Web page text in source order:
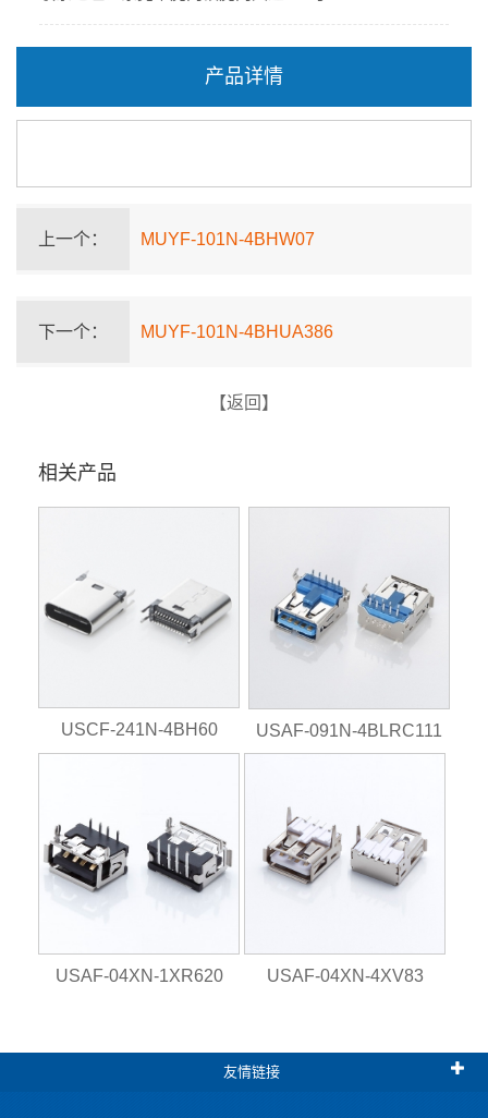
产品详情
上一个： MUYF-101N-4BHW07
下一个： MUYF-101N-4BHUA386
【返回】
相关产品
USCF-241N-4BH60 USAF-091N-4BLRC111
USAF-04XN-1XR620 USAF-04XN-4XV83
友情链接